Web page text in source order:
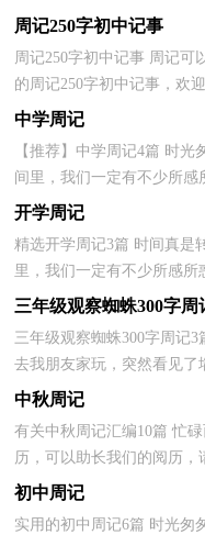
候在周记中好好总结过去的
周记250字初中记事
周记250字初中记事 周记可
的周记250字初中记事，
【一】在今天，我上完课，
中学周记
【推荐】中学周记4篇 时
间里，我们一定有不少所感
是怎样写周记才能出彩呢？
开学周记
精选开学周记3篇 时间真是
里，我们一定有不少所感
了。周记你想好怎么写了吗
三年级观察蜘蛛300字周
三年级观察蜘蛛300字周
去我朋友家玩，突然看见
了，准备把他网给打烂，我
中秋周记
有关中秋周记汇编10篇 忙
历，可以助长我们的阅历
周记呢？以下是小编为大家
初中周记
实用的初中周记6篇 时光匆